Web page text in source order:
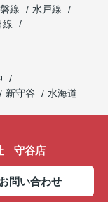
線
水戸線
線
新守谷 水海道
守谷店
問い合わせ